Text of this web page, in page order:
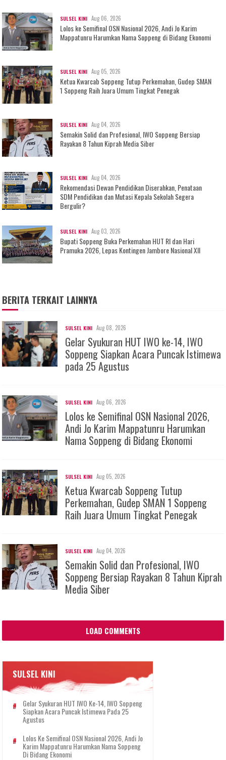
SULSEL KINI Aug 06, 2026
Lolos ke Semifinal OSN Nasional 2026, Andi Jo Karim
Mappatunru Harumkan Nama Soppeng di Bidang Ekonomi
SULSEL KINI Aug 05, 2026
Ketua Kwarcab Soppeng Tutup Perkemahan, Gudep SMAN
1 Soppeng Raih Juara Umum Tingkat Penegak
SULSEL KINI Aug 04, 2026
Semakin Solid dan Profesional, IWO Soppeng Bersiap
Rayakan 8 Tahun Kiprah Media Siber
SULSEL KINI Aug 04, 2026
Rekomendasi Dewan Pendidikan Diserahkan, Penataan
SDM Pendidikan dan Mutasi Kepala Sekolah Segera
Bergulir?
SULSEL KINI Aug 03, 2026
Bupati Soppeng Buka Perkemahan HUT RI dan Hari
Pramuka 2026, Lepas Kontingen Jambore Nasional XII
BERITA TERKAIT LAINNYA
SULSEL KINI Aug 08, 2026
Gelar Syukuran HUT IWO ke-14, IWO
Soppeng Siapkan Acara Puncak Istimewa
pada 25 Agustus
SULSEL KINI Aug 06, 2026
Lolos ke Semifinal OSN Nasional 2026,
Andi Jo Karim Mappatunru Harumkan
Nama Soppeng di Bidang Ekonomi
SULSEL KINI Aug 05, 2026
Ketua Kwarcab Soppeng Tutup
Perkemahan, Gudep SMAN 1 Soppeng
Raih Juara Umum Tingkat Penegak
SULSEL KINI Aug 04, 2026
Semakin Solid dan Profesional, IWO
Soppeng Bersiap Rayakan 8 Tahun Kiprah
Media Siber
LOAD COMMENTS
SULSEL KINI
Gelar Syukuran HUT IWO Ke-14, IWO Soppeng
Siapkan Acara Puncak Istimewa Pada 25
Agustus
Lolos Ke Semifinal OSN Nasional 2026, Andi Jo
Karim Mappatunru Harumkan Nama Soppeng
Di Bidang Ekonomi